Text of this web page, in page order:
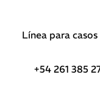
Línea para
+54 261 385